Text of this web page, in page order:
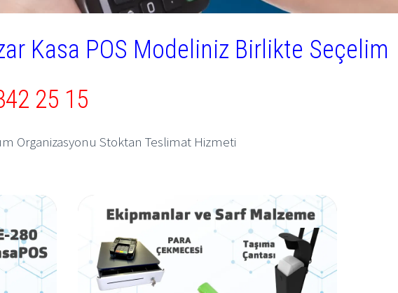
Kasa POS Modeliniz Birlikte Seçelim
25 15
Organizasyonu Stoktan Teslimat Hizmeti